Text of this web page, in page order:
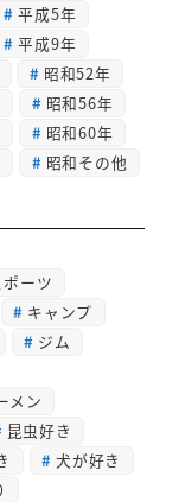
平成5年
平成9年
昭和52年
昭和56年
昭和60年
昭和その他
ーツ
キャンプ
ジム
メン
昆虫好き
犬が好き